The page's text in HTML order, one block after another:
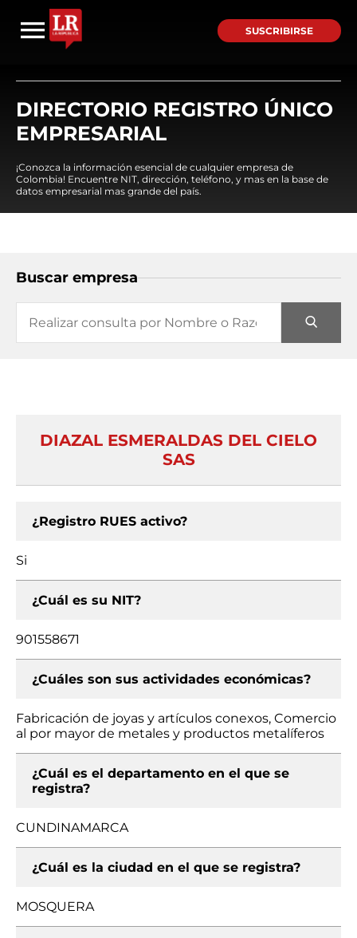
SUSCRIBIRSE
DIRECTORIO REGISTRO ÚNICO
EMPRESARIAL
¡Conozca la información esencial de cualquier empresa de
Colombia! Encuentre NIT, dirección, teléfono, y mas en la base de
datos empresarial mas grande del país.
Buscar empresa
DIAZAL ESMERALDAS DEL CIELO
SAS
¿Registro RUES activo?
Si
¿Cuál es su NIT?
901558671
¿Cuáles son sus actividades económicas?
Fabricación de joyas y artículos conexos, Comercio
al por mayor de metales y productos metalíferos
¿Cuál es el departamento en el que se
registra?
CUNDINAMARCA
¿Cuál es la ciudad en el que se registra?
MOSQUERA